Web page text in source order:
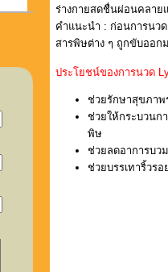
ร่างกายสดชื่นผ่อนคลา
คำแนะนำ : ก่อนการนว
สารพิษต่าง ๆ ถูกขับออก
ประโยชน์ของการนวด
ช่วยรักษาสุขภาพ
ช่วยให้กระบวนก
พิษ
ช่วยลดอาการบว
ช่วยบรรเทาริ้วร